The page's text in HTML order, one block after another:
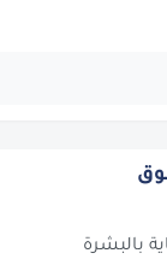
بالبشرة